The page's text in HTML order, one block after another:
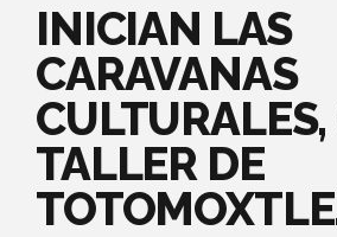
INICIAN LAS
CARAVANAS
TALLER DE